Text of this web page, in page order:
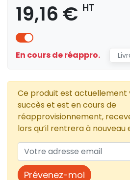
19,16 € HT
En cours de réappro.
Ce produit est actuellement
succès et est en cours de
réapprovisionnement,
lors qu’il rentrera à nouveau
Prévenez-moi